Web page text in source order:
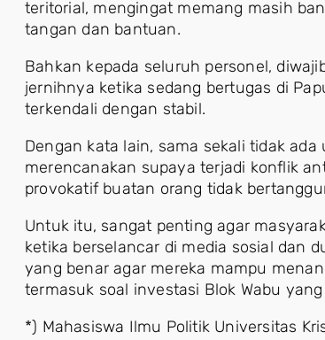
teritorial, mengingat memang masih
tangan dan bantuan.
Bahkan kepada seluruh personel,
jernihnya ketika sedang bertugas di
terkendali dengan stabil.
Dengan kata lain, sama sekali tidak
merencanakan supaya terjadi konflik
provokatif buatan orang tidak
Untuk itu, sangat penting agar
ketika berselancar di media sosial dan
yang benar agar mereka mampu
termasuk soal investasi Blok Wabu
*) Mahasiswa Ilmu Politik Universitas